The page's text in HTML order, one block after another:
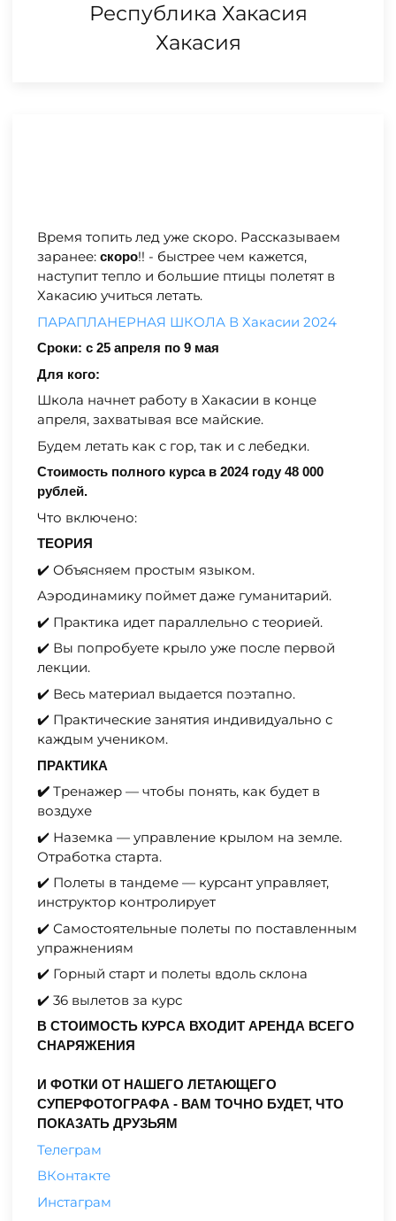
Республика Хакасия
Хакасия
Время топить лед уже скоро. Рассказываем
заранее:скоро!! - быстрее чем кажется,
наступит тепло и большие птицы полетят в
Хакасию учиться летать.
ПАРАПЛАНЕРНАЯ ШКОЛА В Хакасии 2024
Сроки: с 25 апреля по 9 мая
Для кого:
Школа начнет работу в Хакасии в конце
апреля, захватывая все майские.
Будем летать как с гор, так и с лебедки.
Стоимость полного курса в 2024 году 48 000
рублей.
Что включено:
ТЕОРИЯ
✔️ Объясняем простым языком.
Аэродинамику поймет даже гуманитарий.
✔️ Практика идет параллельно с теорией.
✔️ Вы попробуете крыло уже после первой
лекции.
✔️ Весь материал выдается поэтапно.
✔️ Практические занятия индивидуально с
каждым учеником.
ПРАКТИКА
✔️ Тренажер — чтобы понять, как будет в
воздухе
✔️ Наземка — управление крылом на земле.
Отработка старта.
✔️ Полеты в тандеме — курсант управляет,
инструктор контролирует
✔️ Самостоятельные полеты по поставленным
упражнениям
✔️ Горный старт и полеты вдоль склона
✔️ 36 вылетов за курс
В СТОИМОСТЬ КУРСА ВХОДИТ АРЕНДА ВСЕГО
СНАРЯЖЕНИЯ
И ФОТКИ ОТ НАШЕГО ЛЕТАЮЩЕГО
СУПЕРФОТОГРАФА - ВАМ ТОЧНО БУДЕТ, ЧТО
ПОКАЗАТЬ ДРУЗЬЯМ
Телеграм
ВКонтакте
Инстаграм